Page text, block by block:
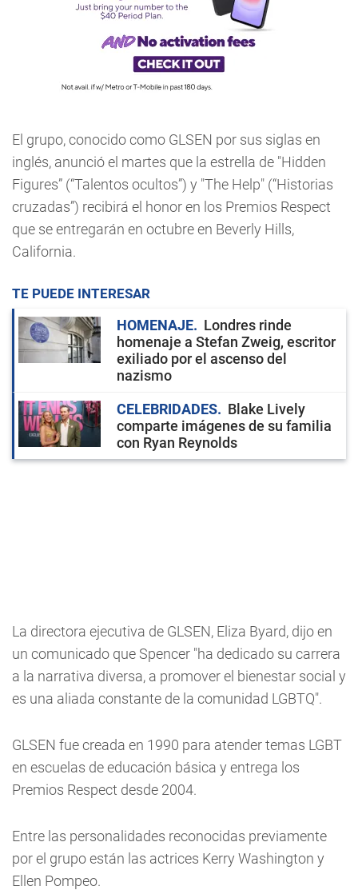
El grupo, conocido como GLSEN por sus siglas en
inglés, anunció el martes que la estrella de "Hidden
Figures” (“Talentos ocultos”) y "The Help" (“Historias
cruzadas”) recibirá el honor en los Premios Respect
que se entregarán en octubre en Beverly Hills,
California.
TE PUEDE INTERESAR
HOMENAJE
Londres rinde
homenaje a Stefan Zweig, escritor
exiliado por el ascenso del
nazismo
CELEBRIDADES
Blake Lively
comparte imágenes de su familia
con Ryan Reynolds
La directora ejecutiva de GLSEN, Eliza Byard, dijo en
un comunicado que Spencer "ha dedicado su carrera
a la narrativa diversa, a promover el bienestar social y
es una aliada constante de la comunidad LGBTQ".
GLSEN fue creada en 1990 para atender temas LGBT
en escuelas de educación básica y entrega los
Premios Respect desde 2004.
Entre las personalidades reconocidas previamente
por el grupo están las actrices Kerry Washington y
Ellen Pompeo.